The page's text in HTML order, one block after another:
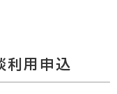
利用申込